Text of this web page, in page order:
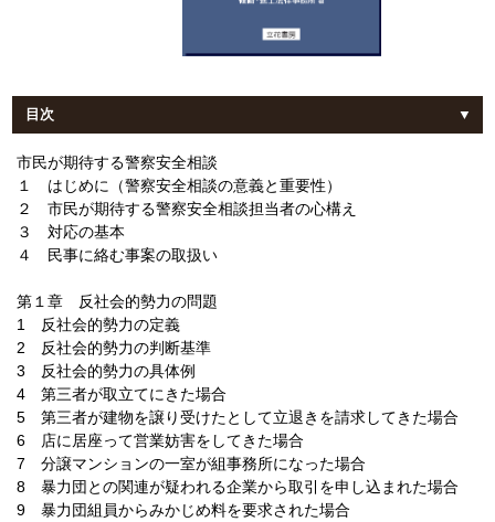
目次
市民が期待する警察安全相談
１ はじめに（警察安全相談の意義と重要性）
２ 市民が期待する警察安全相談担当者の心構え
３ 対応の基本
４ 民事に絡む事案の取扱い
第１章 反社会的勢力の問題
1 反社会的勢力の定義
2 反社会的勢力の判断基準
3 反社会的勢力の具体例
4 第三者が取立てにきた場合
5 第三者が建物を譲り受けたとして立退きを請求してきた場合
6 店に居座って営業妨害をしてきた場合
7 分譲マンションの一室が組事務所になった場合
8 暴力団との関連が疑われる企業から取引を申し込まれた場合
9 暴力団組員からみかじめ料を要求された場合